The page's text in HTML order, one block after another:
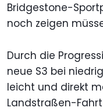
Bridgestone-
noch zeigen
Durch die
neue S3 bei
leicht und direkt
Landstraßen-